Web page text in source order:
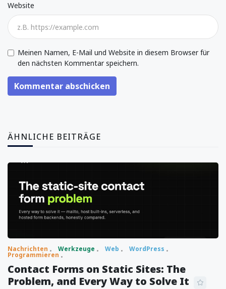
Website
Meinen Namen, E-Mail und Website in diesem Browser für
den nächsten Kommentar speichern.
Kommentar abschicken
ÄHNLICHE BEITRÄGE
Nachrichten Werkzeuge Web WordPress
Programmieren
Contact Forms on Static Sites: The
Problem, and Every Way to Solve It